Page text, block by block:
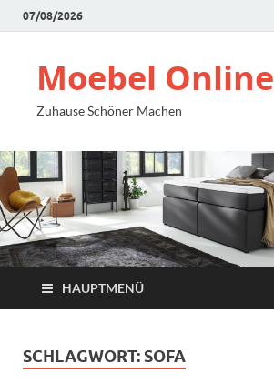
07/08/2026
Moebel Online
Zuhause Schöner Machen
HAUPTMENÜ
SCHLAGWORT: SOFA